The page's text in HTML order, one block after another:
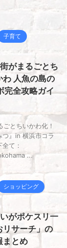
子育て
がまるごとち
わ 人魚の島の
完全攻略ガイ
ごとちいかわ化！
つ』in 横浜市コラ
て：
...
ショッピング
がポケスリ一
リサーチ」の
まとめ